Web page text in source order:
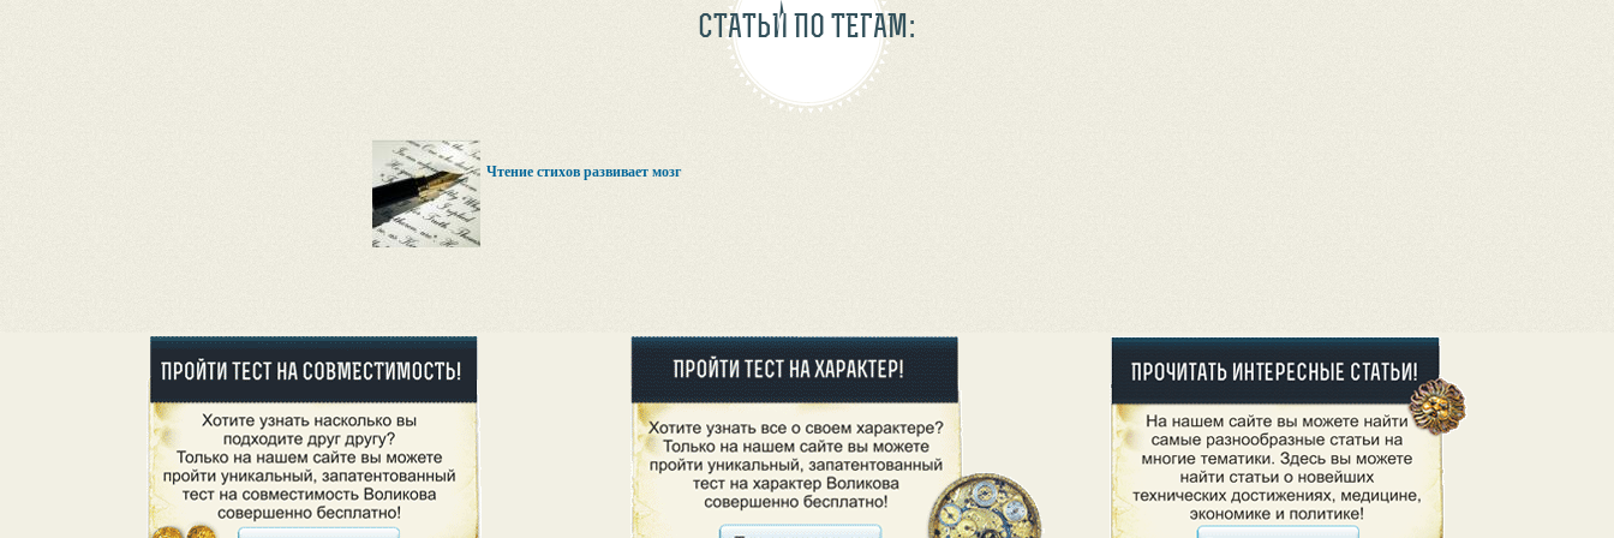
СТАТЬИ ПО ТЕГАМ:
Чтение стихов развивает мозг